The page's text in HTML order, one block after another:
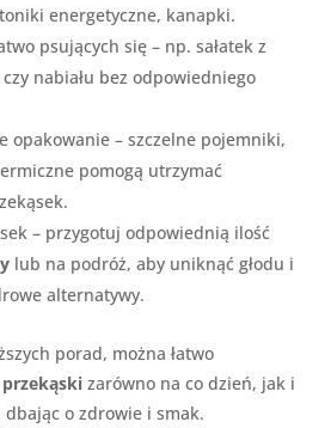
energetyczne, kanapki.
psujących się – np. sałatek z
nabiału bez odpowiedniego
opakowanie – szczelne pojemniki,
pomogą utrzymać
– przygotuj odpowiednią ilość
lub na podróż, aby uniknąć głodu i
alternatywy.
porad, można łatwo
zarówno na co dzień, jak i
o zdrowie i smak.